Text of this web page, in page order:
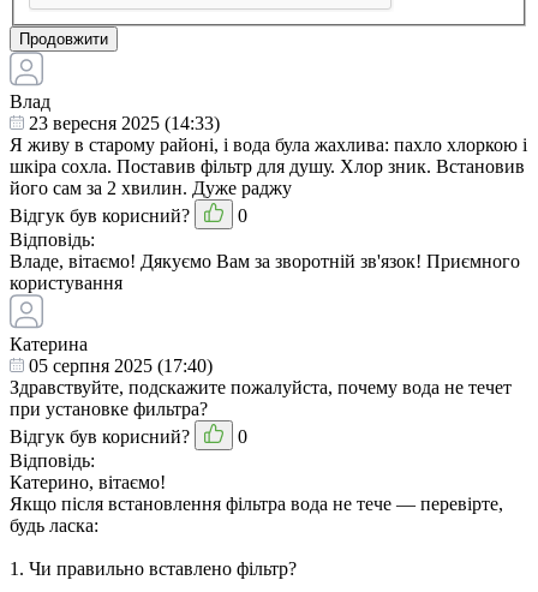
Продовжити
Влад
23 вересня 2025 (14:33)
Я живу в старому районі, і вода була жахлива: пахло хлоркою і
шкіра сохла. Поставив фільтр для душу. Хлор зник. Встановив
його сам за 2 хвилин. Дуже раджу
Відгук був корисний?
0
Відповідь:
Владе, вітаємо! Дякуємо Вам за зворотній зв'язок! Приємного
користування
Катерина
05 серпня 2025 (17:40)
Здравствуйте, подскажите пожалуйста, почему вода не течет
при установке фильтра?
Відгук був корисний?
0
Відповідь:
Катерино, вітаємо!
Якщо після встановлення фільтра вода не тече — перевірте,
будь ласка:
1. Чи правильно вставлено фільтр?